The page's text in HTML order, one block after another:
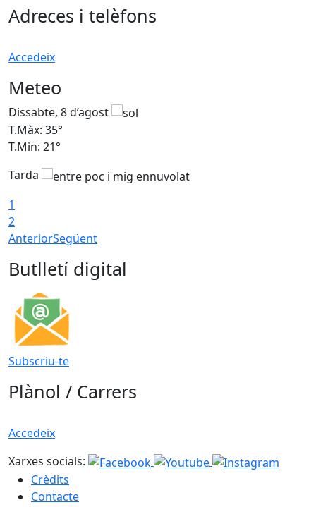
Adreces i telèfons
Accedeix
Meteo
Dissabte, 8 d’agost
T.Màx: 35°
T.Min: 21°
Tarda
1
2
AnteriorSegüent
Butlletí digital
Subscriu-te
Plànol / Carrers
Accedeix
Xarxes socials:
Crèdits
Contacte